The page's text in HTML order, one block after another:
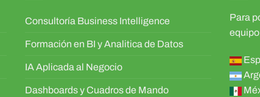
Consultoría Business Intelligence
Formación en BI y Analitica de Datos
IA Aplicada al Negocio
Dashboards y Cuadros de Mando
Para